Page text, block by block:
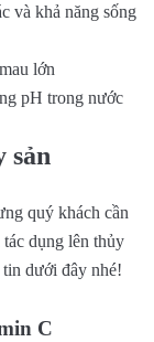
và khả năng sống
lớn
pH trong nước
sản
quý khách cần
dụng lên thủy
dưới đây nhé!
C